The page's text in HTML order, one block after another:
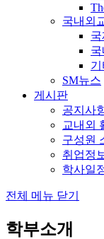
국내외
SM뉴스
게시판
공지사
교내외
구성원
취업정
학사일
전체 메뉴 닫기
학부소개